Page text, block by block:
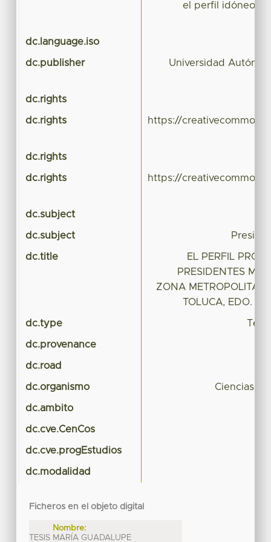
el perfil idóneo
dc.language.iso
dc.publisher Universidad
dc.rights
dc.rights https://
dc.rights
dc.rights https://
dc.subject
dc.subject
dc.title
EL PERFIL
PRESIDENTES
ZONA
TOLUCA, EDO.
dc.type
dc.provenance
dc.road
dc.organismo Ciencias
dc.ambito
dc.cve.CenCos
dc.cve.progEstudios
dc.modalidad
Ficheros en el objeto digital
Nombre:
TESIS MARÍA GUADALUPE